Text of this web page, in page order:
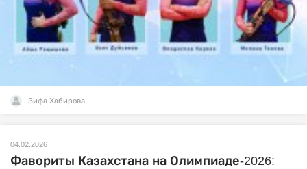
Зифа Хабирова
04.02.2026
Фавориты Казахстана на Олимпиаде-2026: